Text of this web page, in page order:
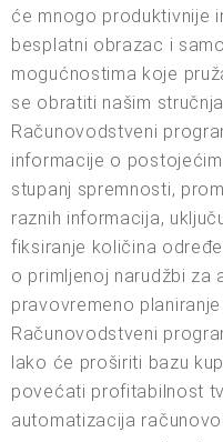
će mnogo produktivnije
besplatni obrazac i
mogućnostima koje
se obratiti našim
Računovodstveni
informacije o
stupanj spremnosti,
raznih informacija,
fiksiranje količina
o primljenoj narudžbi za
pravovremeno
Računovodstveni
lako će proširiti bazu
povećati profitabilnost
automatizacija